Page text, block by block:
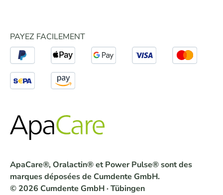
PAYEZ FACILEMENT
ApaCare®, Oralactin® et Power Pulse® sont des
marques déposées de Cumdente GmbH.
© 2026 Cumdente GmbH · Tübingen